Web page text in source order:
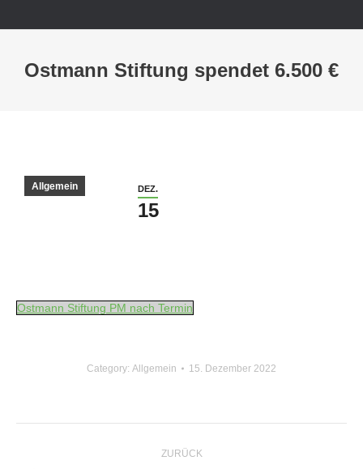
Ostmann Stiftung spendet 6.500 €
DEZ.
15
Allgemein
Ostmann Stiftung PM nach Termin
Category: Allgemein 15. Dezember 2022
Kommentarnavigation
ZURÜCK